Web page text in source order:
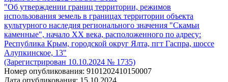
"Об утверждении границ территории, режимов
использования земель в границах территории объекта
культурного наследия регионального значения "Скамьи
каменные", начало XX века, расположенного по адресу:
Республика Крым, городской округ Ялта, пгт Гаспра, шоссе
Алупкинское, 13"
(Зарегистрирован 10.10.2024 № 1735)
Номер опубликования: 9101202410150007
Дата опубликования: 15.10.2024